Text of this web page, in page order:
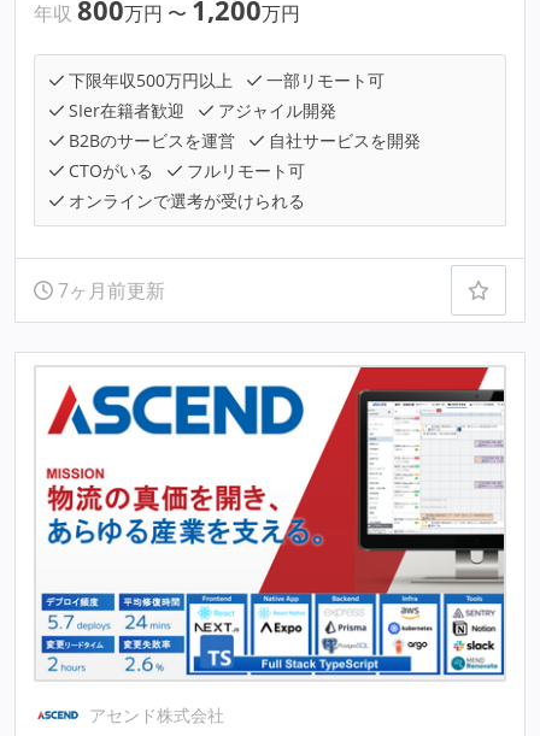
年収 800万円 〜 1,200万円
下限年収500万円以上
一部リモート可
SIer在籍者歓迎
アジャイル開発
B2Bのサービスを運営
自社サービスを開発
CTOがいる
フルリモート可
オンラインで選考が受けられる
7ヶ月前更新
アセンド株式会社